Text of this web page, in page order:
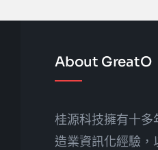
About GreatO
桂源科技擁有十
造業資訊化經驗，